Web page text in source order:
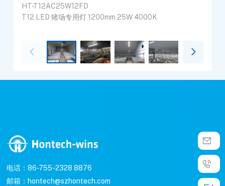
HT-T12AC25W12FD
T12 LED 猪场专用灯 1200mm 25W 4000K


电话：86-755-2328 8876
邮箱：hontech@szhontech.com